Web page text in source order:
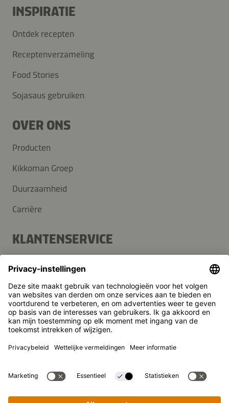
INSPIRATIE
Ontdek recepten
Receptenverzameling
Food Stories
Sojasaus gebruiken
OVER ONS
Producten
Kikkoman Groep
Duurzaamheid
Carrière
KLANTENSERVICE
Contact
Nieuwsbrief
Pers
Corporation, Japan.
© Kikkoman Trading Europe GmbH 2023 – 2026
Bent u geïnteresseerd in